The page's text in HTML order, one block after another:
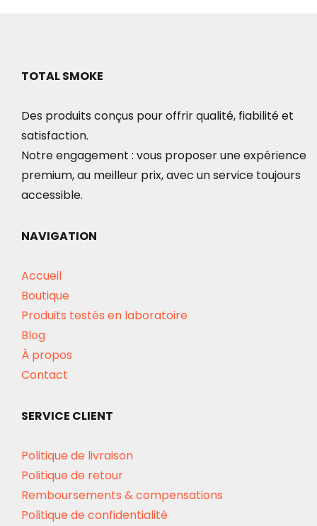
TOTAL SMOKE
Des produits conçus pour offrir qualité, fiabilité et
satisfaction.
Notre engagement : vous proposer une expérience
premium, au meilleur prix, avec un service toujours
accessible.
NAVIGATION
Accueil
Boutique
Produits testés en laboratoire
Blog
À propos
Contact
SERVICE CLIENT
Politique de livraison
Politique de retour
Remboursements & compensations
Politique de confidentialité